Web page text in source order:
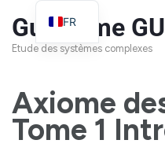
Guillaume
Etude des systèmes complexes
Axiome
Tome 1
FR
EN